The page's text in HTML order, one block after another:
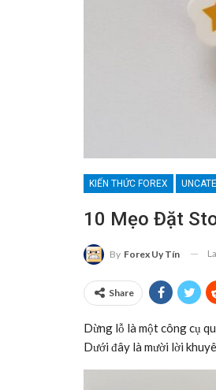
KIẾN THỨC FOREX
10 Mẹo Đặt
By Forex Uy Tín
Share
Dừng lỗ là một công cụ
Dưới đây là mười lời